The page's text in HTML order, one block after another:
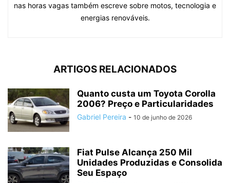
nas horas vagas também escreve sobre motos, tecnologia e
energias renováveis.
ARTIGOS RELACIONADOS
Quanto custa um Toyota Corolla
2006? Preço e Particularidades
Gabriel Pereira - 10 de junho de 2026
Fiat Pulse Alcança 250 Mil
Unidades Produzidas e Consolida
Seu Espaço